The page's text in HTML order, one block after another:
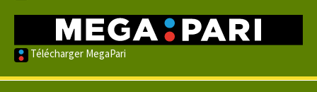
Télécharger MegaPari